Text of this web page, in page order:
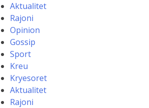
Aktualitet
Rajoni
Opinion
Gossip
Sport
Kreu
Kryesoret
Aktualitet
Rajoni